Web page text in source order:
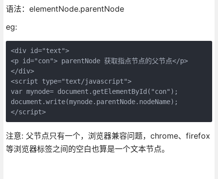
语法：elementNode.parentNode
eg:
<div id="text">
<p id="con"> parentNode 获取指点节点的父节点</p>
</div>
<script type="text/javascript">
var mynode= document.getElementById("con");
document.write(mynode.parentNode.nodeName);
</script>
注意: 父节点只有一个，浏览器兼容问题，chrome、firefox
等浏览器标签之间的空白也算是一个文本节点。